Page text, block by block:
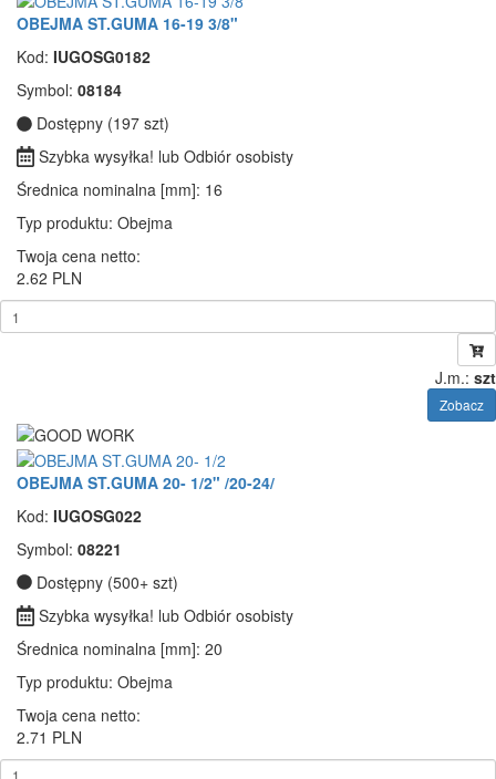
OBEJMA ST.GUMA 16-19 3/8"
Kod: IUGOSG0182
Symbol: 08184
Dostępny (197 szt)
Szybka wysyłka! lub Odbiór osobisty
Średnica nominalna [mm]: 16
Typ produktu: Obejma
Twoja cena netto:
2.62 PLN
J.m.: szt
Zobacz
OBEJMA ST.GUMA 20- 1/2" /20-24/
Kod: IUGOSG022
Symbol: 08221
Dostępny (500+ szt)
Szybka wysyłka! lub Odbiór osobisty
Średnica nominalna [mm]: 20
Typ produktu: Obejma
Twoja cena netto:
2.71 PLN